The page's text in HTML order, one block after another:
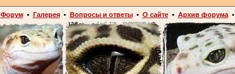
Форум• Галерея• Вопросы и ответы• О сайте• Архив форума•